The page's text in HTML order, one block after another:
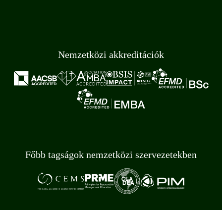
Nemzetközi akkreditációk
Főbb tagságok nemzetközi szervezetekben